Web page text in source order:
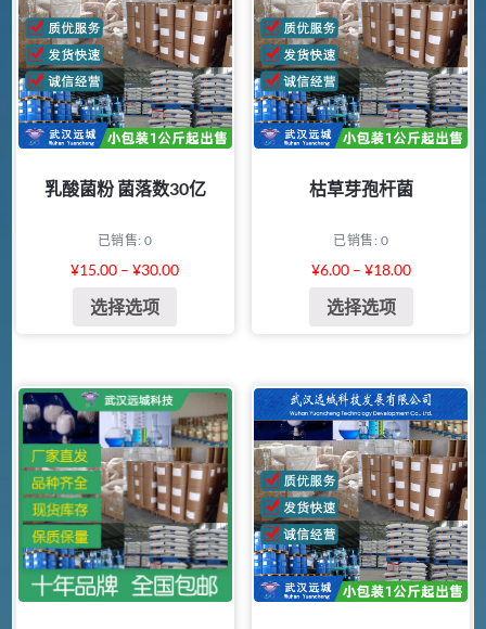
乳酸菌粉 菌落数30亿
已销售: 0
¥15.00 –¥30.00
选择选项
枯草芽孢杆菌
已销售: 0
¥6.00– ¥18.00
选择选项